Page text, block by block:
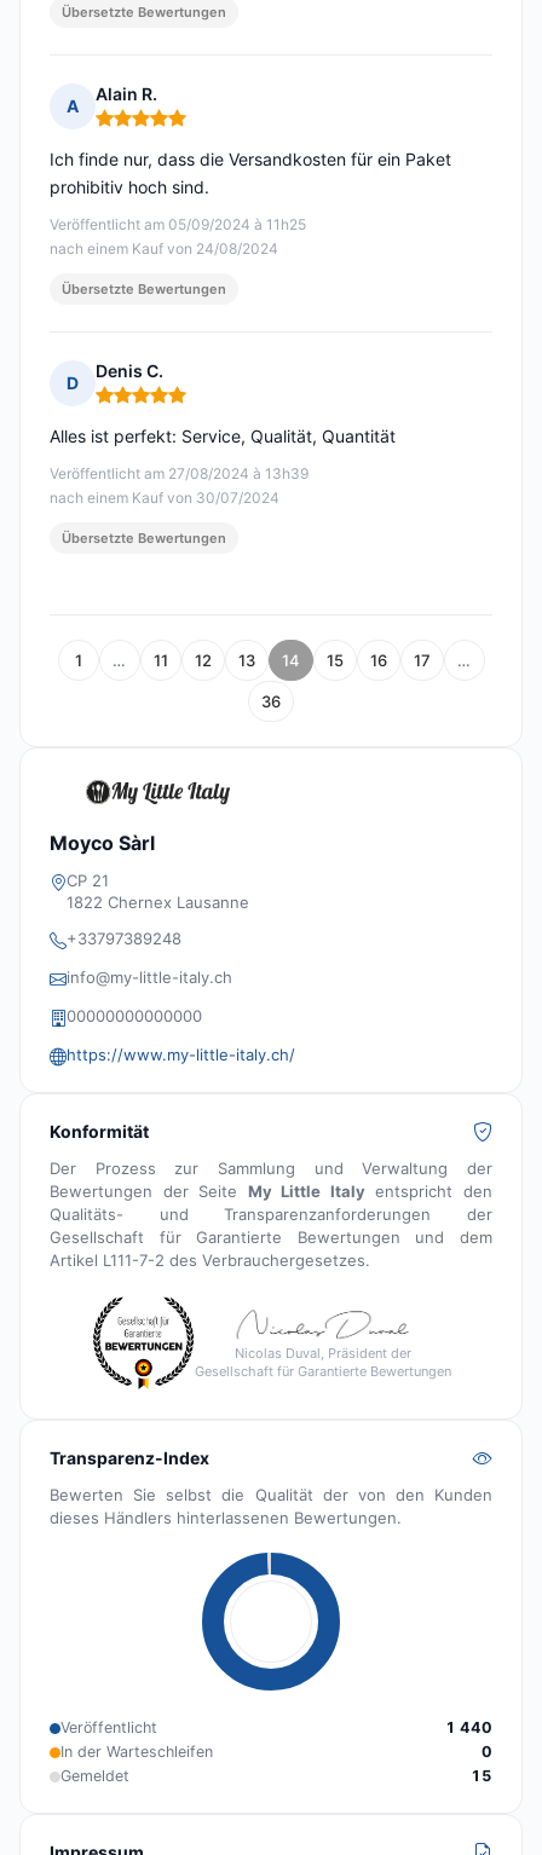
Übersetzte Bewertungen
A
Alain R.
Hinweis: 5 von 5
Veröffentlicht am 05/09/2024 à 11h25
nach einem Kauf von 24/08/2024
Ich finde nur, dass die Versandkosten für ein Paket
prohibitiv hoch sind.
Übersetzte Bewertungen
D
Denis C.
Hinweis: 5 von 5
Veröffentlicht am 27/08/2024 à 13h39
nach einem Kauf von 30/07/2024
Alles ist perfekt: Service, Qualität, Quantität
Übersetzte Bewertungen
1 … 11 12 13 14 15 16 17 …
36
Moyco Sàrl
CP 21
1822 Chernex Lausanne
+33797389248
info@my-little-italy.ch
00000000000000
https://www.my-little-italy.ch/
Konformität
Der Prozess zur Sammlung und Verwaltung der
Bewertungen der Seite My Little Italyentspricht den
Qualitäts- und Transparenzanforderungen der
Gesellschaft für Garantierte Bewertungen und dem
Artikel L111-7-2 des Verbrauchergesetzes.
Nicolas Duval, Präsident der
Gesellschaft für Garantierte Bewertungen
Transparenz-Index
Bewerten Sie selbst die Qualität der von den Kunden
dieses Händlers hinterlassenen Bewertungen.
Veröffentlicht
1 440
In der Warteschleifen
0
Gemeldet
15